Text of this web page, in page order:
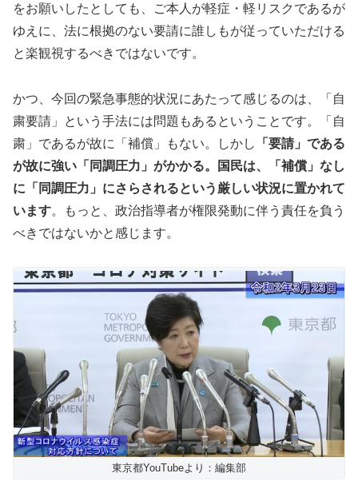
をお願いしたとしても、ご本人が軽症・軽リスクであるが
ゆえに、法に根拠のない要請に誰しもが従っていただける
と楽観視するべきではないです。
かつ、今回の緊急事態的状況にあたって感じるのは、「自
粛要請」という手法には問題もあるということです。「自
粛」であるが故に「補償」もない。しかし
「要請」である
が故に強い「同調圧力」がかかる。国民は、「補償」なし
に「同調圧力」にさらされるという厳しい状況に置かれて
います。もっと、政治指導者が権限発動に伴う責任を負う
べきではないかと感じます。
東京都YouTubeより：編集部